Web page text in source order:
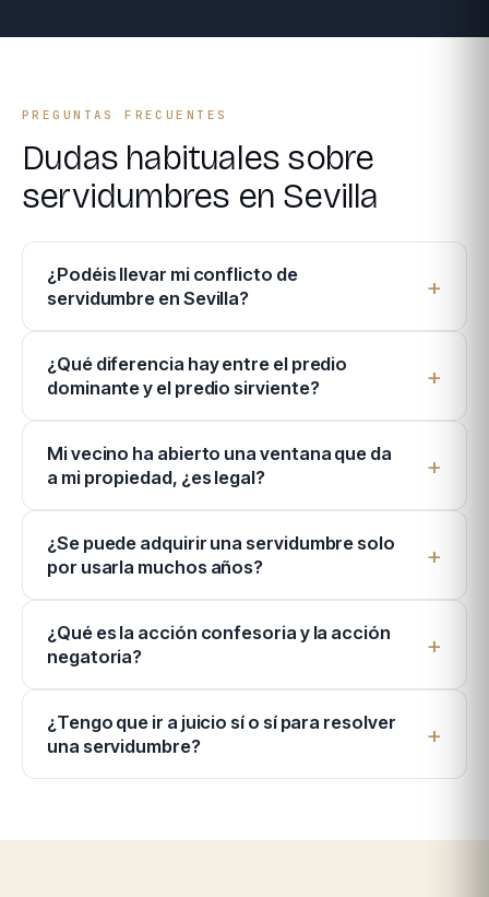
PREGUNTAS FRECUENTES
Dudas habituales sobre
servidumbres en Sevilla
¿Podéis llevar mi conflicto de
servidumbre en Sevilla?
¿Qué diferencia hay entre el predio
dominante y el predio sirviente?
Mi vecino ha abierto una ventana que da
a mi propiedad, ¿es legal?
¿Se puede adquirir una servidumbre solo
por usarla muchos años?
¿Qué es la acción confesoria y la acción
negatoria?
¿Tengo que ir a juicio sí o sí para resolver
una servidumbre?